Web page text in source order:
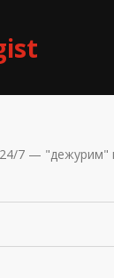
7 — "дежурим"